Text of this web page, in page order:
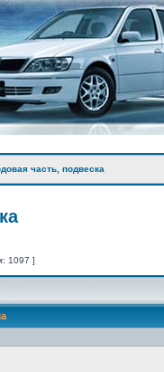
часть, подвеска
1097 ]